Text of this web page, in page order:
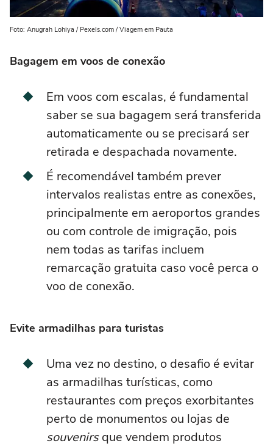
Foto: Anugrah Lohiya / Pexels.com / Viagem em Pauta
Bagagem em voos de conexão
Em voos com escalas, é fundamental
saber se sua bagagem será transferida
automaticamente ou se precisará ser
retirada e despachada novamente.
É recomendável também prever
intervalos realistas entre as conexões,
principalmente em aeroportos grandes
ou com controle de imigração, pois
nem todas as tarifas incluem
remarcação gratuita caso você perca o
voo de conexão.
Evite armadilhas para turistas
Uma vez no destino, o desafio é evitar
as armadilhas turísticas, como
restaurantes com preços exorbitantes
perto de monumentos ou lojas de
souvenirsque vendem produtos